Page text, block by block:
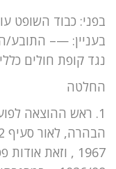
בפני: כבוד השופט עוני
בעניין: —– התובע/
נגד קופת חולים
החלטה
1. ראש ההוצאה